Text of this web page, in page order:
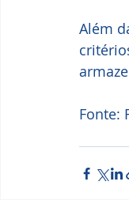
Além
Fonte: